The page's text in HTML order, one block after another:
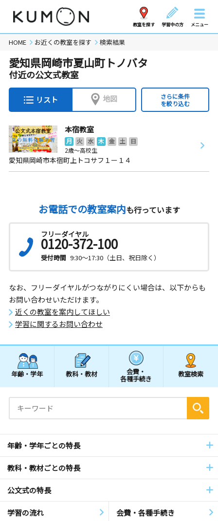
教室を探す 学習中の方 メニュー
HOME お近くの教室を探す 検索結果
愛知県岡崎市夏山町トノバタ
付近の公文式教室
リスト 地図
さらに条件
を絞り込む
本宿教室
月 火 水 木 金 土
日
2歳～高校生
愛知県岡崎市本宿町上トコサフ１ー１４
お電話での教室案内も行っています
フリーダイヤル
0120-372-100
受付時間 9:30～17:30（土日、祝日除く）
なお、フリーダイヤルがつながりにくい場合は、以下からも
お問い合わせいただけます。
近くの教室を案内してほしい
学習に関するお問い合わせ
年齢・学年 教科・教材 会費・
各種手続き
教室検索
年齢・学年ごとの特長
教科・教材ごとの特長
公文式の特長
学習の流れ 会費・各種手続き